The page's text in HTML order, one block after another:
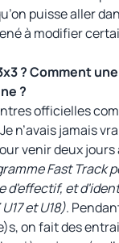
puisse aller
à modifier
? Comment
?
officielles
n’avais jamais
venir deux jours
Fast Track
d'effectif, et
et U18).
on fait des